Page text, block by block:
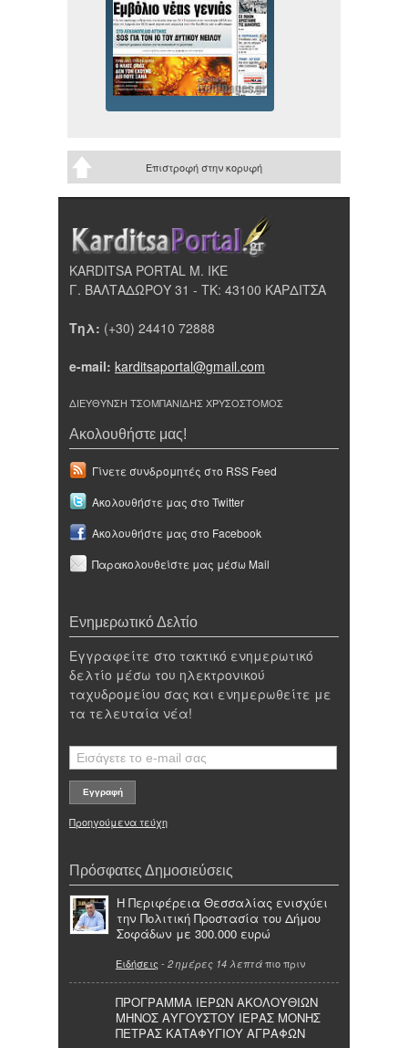
Επιστροφή στην κορυφή
KARDITSA PORTAL Μ. ΙΚΕ
Γ. ΒΑΛΤΑΔΩΡΟΥ 31 - ΤΚ: 43100 ΚΑΡΔΙΤΣΑ
Τηλ: (+30) 24410 72888
e-mail: karditsaportal@gmail.com
ΔΙΕΥΘΥΝΣΗ ΤΣΟΜΠΑΝΙΔΗΣ ΧΡΥΣΟΣΤΟΜΟΣ
Ακολουθήστε μας!
Γίνετε συνδρομητές στο RSS Feed
Ακολουθήστε μας στο Twitter
Ακολουθήστε μας στο Facebook
Παρακολουθείστε μας μέσω Mail
Ενημερωτικό Δελτίο
Εγγραφείτε στο τακτικό ενημερωτικό
δελτίο μέσω του ηλεκτρονικού
ταχυδρομείου σας και ενημερωθείτε με
τα τελευταία νέα!
Προηγούμενα τεύχη
Πρόσφατες Δημοσιεύσεις
Η Περιφέρεια Θεσσαλίας ενισχύει
την Πολιτική Προστασία του Δήμου
Σοφάδων με 300.000 ευρώ
Ειδήσεις - 2 ημέρες 14 λεπτά πιο πριν
ΠΡΟΓΡΑΜΜΑ ΙΕΡΩΝ ΑΚΟΛΟΥΘΙΩΝ
ΜΗΝΟΣ ΑΥΓΟΥΣΤΟΥ ΙΕΡΑΣ ΜΟΝΗΣ
ΠΕΤΡΑΣ ΚΑΤΑΦΥΓΙΟΥ ΑΓΡΑΦΩΝ